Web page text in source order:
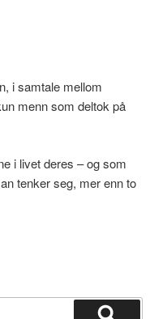
i samtale mellom
menn som deltok på
i livet deres – og som
tenker seg, mer enn to